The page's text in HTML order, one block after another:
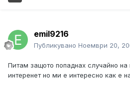
emil9216
Публикувано Ноември 20,
Питам защото попаднах случайно
интеренет но ми е интересно как е